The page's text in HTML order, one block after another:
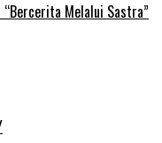
Melalui Sastra”